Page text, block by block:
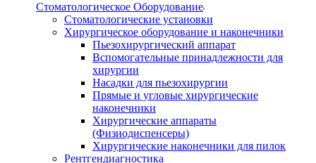
Стоматологическое Оборудование
Стоматологические установки
Хирургическое оборудование и наконечники
Пьезохирургический аппарат
Вспомогательные принадлежности для
хирургии
Насадки для пьезохирургии
Прямые и угловые хирургические
наконечники
Хирургические аппараты
(Физиодиспенсеры)
Хирургические наконечники для пилок
Рентгендиагностика